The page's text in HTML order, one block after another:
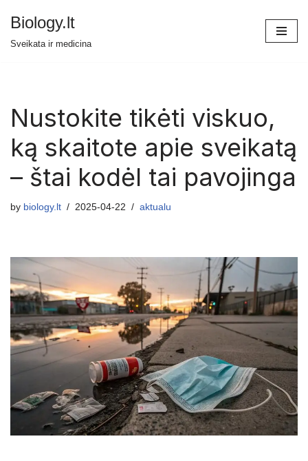
Biology.lt
Sveikata ir medicina
Nustokite tikėti viskuo,
ką skaitote apie sveikatą
– štai kodėl tai pavojinga
by biology.lt 2025-04-22 aktualu